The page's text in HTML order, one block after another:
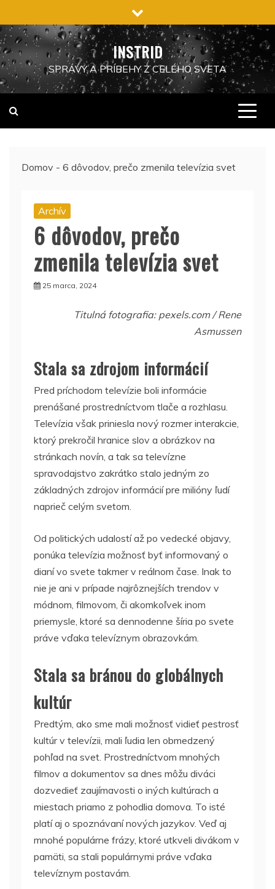
na
obsah
INSTRID
SPRÁVY A PRÍBEHY Z CELÉHO SVETA
Domov - 6 dôvodov, prečo zmenila televízia svet
Archív
6 dôvodov, prečo
zmenila televízia svet
25 marca, 2024
Titulná fotografia: pexels.com / Rene
Asmussen
Stala sa zdrojom informácií
Pred príchodom televízie boli informácie
prenášané prostredníctvom tlače a rozhlasu.
Televízia však priniesla nový rozmer interakcie,
ktorý prekročil hranice slov a obrázkov na
stránkach novín, a tak sa televízne
spravodajstvo zakrátko stalo jedným zo
základných zdrojov informácií pre milióny ľudí
naprieč celým svetom.
Od politických udalostí až po vedecké objavy,
ponúka televízia možnosť byť informovaný o
dianí vo svete takmer v reálnom čase. Inak to
nie je ani v prípade najrôznejších trendov v
módnom, filmovom, či akomkoľvek inom
priemysle, ktoré sa dennodenne šíria po svete
práve vďaka televíznym obrazovkám.
Stala sa bránou do globálnych
kultúr
Predtým, ako sme mali možnosť vidieť pestrosť
kultúr v televízii, mali ľudia len obmedzený
pohľad na svet. Prostredníctvom mnohých
filmov a dokumentov sa dnes môžu diváci
dozvedieť zaujímavosti o iných kultúrach a
miestach priamo z pohodlia domova. To isté
platí aj o spoznávaní nových jazykov. Veď aj
mnohé populárne frázy, ktoré utkveli divákom v
pamäti, sa stali populárnymi práve vďaka
televíznym postavám.